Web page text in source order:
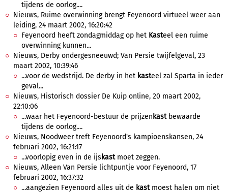
tijdens de oorlog....
Nieuws, Ruime overwinning brengt Feyenoord virtueel weer aan
leiding, 24 maart 2002, 16:20:42
Feyenoord heeft zondagmiddag op het Kasteel een ruime
overwinning kunnen...
Nieuws, Derby ondergesneeuwd; Van Persie twijfelgeval, 23
maart 2002, 10:39:46
...voor de wedstrijd. De derby in het kasteel zal Sparta in ieder
geval...
Nieuws, Historisch dossier De Kuip online, 20 maart 2002,
22:10:06
...waar het Feyenoord-bestuur de prijzen kastbewaarde
tijdens de oorlog....
Nieuws, Noodweer treft Feyenoord's kampioenskansen, 24
februari 2002, 16:21:17
...voorlopig even in de ijs kastmoet zeggen.
Nieuws, Alleen Van Persie lichtpuntje voor Feyenoord, 17
februari 2002, 16:37:32
...aangezien Feyenoord alles uit de kastmoest halen om niet